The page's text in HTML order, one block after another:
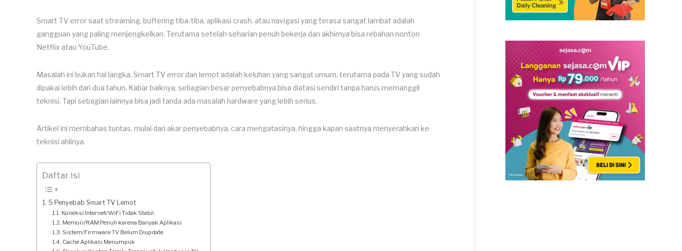
Smart TV error saat streaming, buffering tiba-tiba, aplikasi crash, atau navigasi yang terasa sangat lambat adalah
gangguan yang paling menjengkelkan. Terutama setelah seharian penuh bekerja dan akhirnya bisa rebahan nonton
Netflix atau YouTube.
Masalah ini bukan hal langka. Smart TV error dan lemot adalah keluhan yang sangat umum, terutama pada TV yang sudah
dipakai lebih dari dua tahun. Kabar baiknya, sebagian besar penyebabnya bisa diatasi sendiri tanpa harus memanggil
teknisi. Tapi sebagian lainnya bisa jadi tanda ada masalah hardware yang lebih serius.
Artikel ini membahas tuntas, mulai dari akar penyebabnya, cara mengatasinya, hingga kapan saatnya menyerahkan ke
teknisi ahlinya.
Daftar Isi
5 Penyebab Smart TV Lemot
Koneksi Internet/WiFi Tidak Stabil
Memori/RAM Penuh karena Banyak Aplikasi
Sistem/Firmware TV Belum Diupdate
Cache Aplikasi Menumpuk